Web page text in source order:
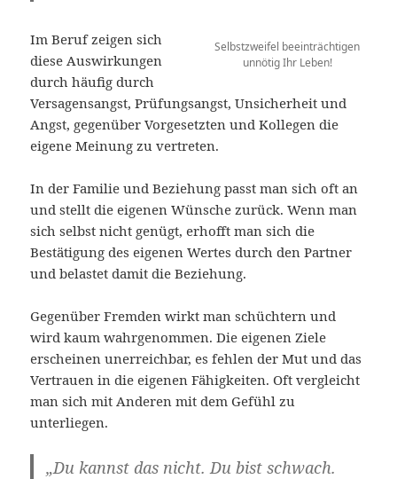
Selbstzweifel beeinträchtigen
unnötig Ihr Leben!
Im Beruf zeigen sich
diese Auswirkungen
durch häufig durch
Versagensangst, Prüfungsangst, Unsicherheit und
Angst, gegenüber Vorgesetzten und Kollegen die
eigene Meinung zu vertreten.
In der Familie und Beziehung passt man sich oft an
und stellt die eigenen Wünsche zurück. Wenn man
sich selbst nicht genügt, erhofft man sich die
Bestätigung des eigenen Wertes durch den Partner
und belastet damit die Beziehung.
Gegenüber Fremden wirkt man schüchtern und
wird kaum wahrgenommen. Die eigenen Ziele
erscheinen unerreichbar, es fehlen der Mut und das
Vertrauen in die eigenen Fähigkeiten. Oft vergleicht
man sich mit Anderen mit dem Gefühl zu
unterliegen.
„Du kannst das nicht. Du bist schwach.